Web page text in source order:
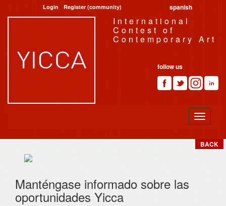
Login Register (community) spanish
International
Contest of
Contemporary Art
follow us
BACK
Manténgase informado sobre las
oportunidades Yicca